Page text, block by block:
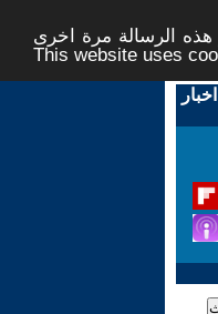
الرسالة مرة اخرى -
This website uses
اخبار